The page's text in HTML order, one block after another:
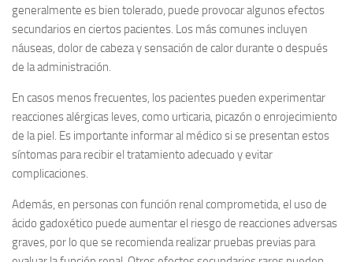
generalmente es bien tolerado, puede provocar algunos efectos
secundarios en ciertos pacientes. Los más comunes incluyen
náuseas, dolor de cabeza y sensación de calordurante o después
de la administración.
En casos menos frecuentes, los pacientes pueden experimentar
reacciones alérgicas leves, como urticaria, picazón o enrojecimiento
de la piel. Es importante informar al médico si se presentan estos
síntomas para recibir el tratamiento adecuado y evitar
complicaciones.
Además, en personas con función renal comprometida, el uso de
ácido gadoxético puede aumentar el riesgo de reacciones adversas
graves, por lo que se recomienda realizar pruebas previas para